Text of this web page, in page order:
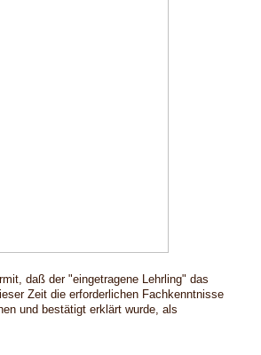
daß der "eingetragene Lehrling" das
Zeit die erforderlichen Fachkenntnisse
und bestätigt erklärt wurde, als